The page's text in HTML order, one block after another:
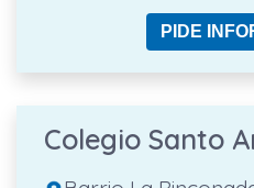
PIDE
Colegio Santo